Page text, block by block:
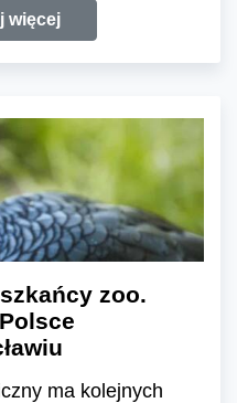
więcej
zoo.
ma kolejnych